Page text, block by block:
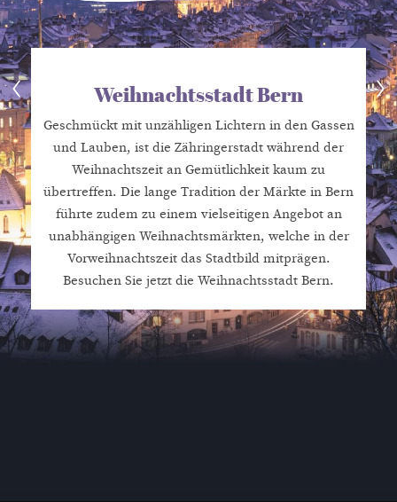
Weihnachtsstadt Bern
Geschmückt mit unzähligen Lichtern in den Gassen
und Lauben, ist die Zähringerstadt während der
Weihnachtszeit an Gemütlichkeit kaum zu
übertreffen. Die lange Tradition der Märkte in Bern
führte zudem zu einem vielseitigen Angebot an
unabhängigen Weihnachtsmärkten, welche in der
Vorweihnachtszeit das Stadtbild mitprägen.
Besuchen Sie jetzt die Weihnachtsstadt Bern.